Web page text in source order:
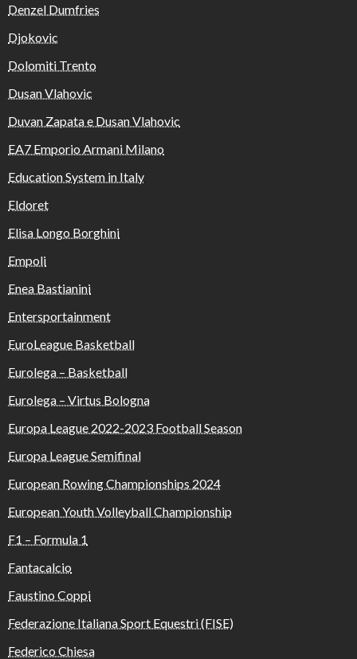
Denzel Dumfries
Djokovic
Dolomiti Trento
Dusan Vlahovic
Duvan Zapata e Dusan Vlahovic
EA7 Emporio Armani Milano
Education System in Italy
Eldoret
Elisa Longo Borghini
Empoli
Enea Bastianini
Entersportainment
EuroLeague Basketball
Eurolega – Basketball
Eurolega – Virtus Bologna
Europa League 2022-2023 Football Season
Europa League Semifinal
European Rowing Championships 2024
European Youth Volleyball Championship
F1 – Formula 1
Fantacalcio
Faustino Coppi
Federazione Italiana Sport Equestri (FISE)
Federico Chiesa